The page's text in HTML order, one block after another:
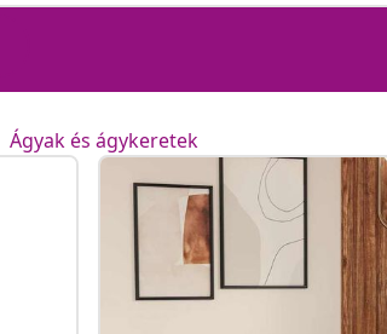
Ágyak és ágykeretek